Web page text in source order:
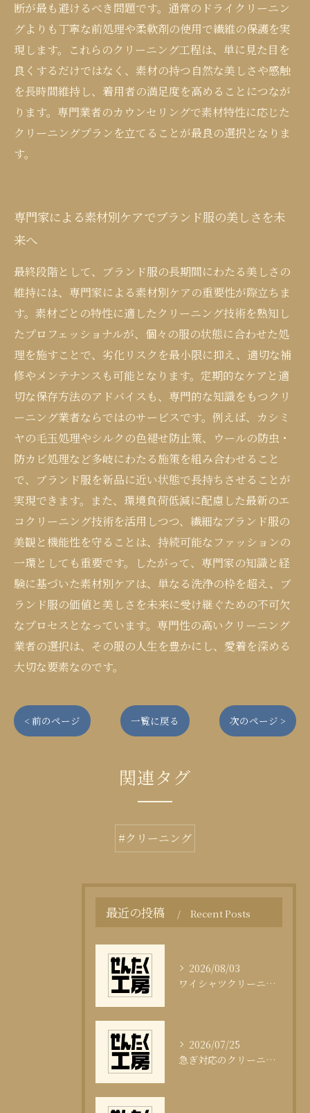
断が最も避けるべき問題です。通常のドライクリーニン
グよりも丁寧な前処理や柔軟剤の使用で繊維の保護を実
現します。これらのクリーニング工程は、単に見た目を
良くするだけではなく、素材の持つ自然な美しさや感触
を長時間維持し、着用者の満足度を高めることにつなが
ります。専門業者のカウンセリングで素材特性に応じた
クリーニングプランを立てることが最良の選択となりま
す。
専門家による素材別ケアでブランド服の美しさを未
来へ
最終段階として、ブランド服の長期間にわたる美しさの
維持には、専門家による素材別ケアの重要性が際立ちま
す。素材ごとの特性に適したクリーニング技術を熟知し
たプロフェッショナルが、個々の服の状態に合わせた処
理を施すことで、劣化リスクを最小限に抑え、適切な補
修やメンテナンスも可能となります。定期的なケアと適
切な保存方法のアドバイスも、専門的な知識をもつクリ
ーニング業者ならではのサービスです。例えば、カシミ
ヤの毛玉処理やシルクの色褪せ防止策、ウールの防虫・
防カビ処理など多岐にわたる施策を組み合わせること
で、ブランド服を新品に近い状態で長持ちさせることが
実現できます。また、環境負荷低減に配慮した最新のエ
コクリーニング技術を活用しつつ、繊細なブランド服の
美観と機能性を守ることは、持続可能なファッションの
一環としても重要です。したがって、専門家の知識と経
験に基づいた素材別ケアは、単なる洗浄の枠を超え、ブ
ランド服の価値と美しさを未来に受け継ぐための不可欠
なプロセスとなっています。専門性の高いクリーニング
業者の選択は、その服の人生を豊かにし、愛着を深める
大切な要素なのです。
< 前のページ 一覧に戻る 次のページ >
関連タグ
#クリーニング
最近の投稿 Recent Posts
2026/08/03
ワイシャツクリーニング頻度と清潔感の科学
2026/07/25
急ぎ対応のクリーニング即日サービスの秘訣